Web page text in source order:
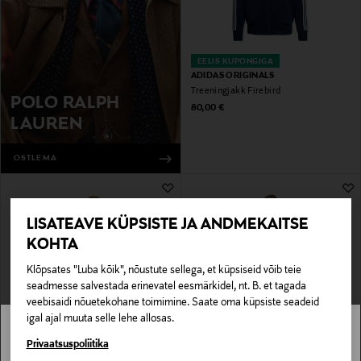
LISATEAVE KÜPSISTE JA ANDMEKAITSE
KOHTA
Klõpsates "Luba kõik", nõustute sellega, et küpsiseid võib teie
seadmesse salvestada erinevatel eesmärkidel, nt. B. et tagada
veebisaidi nõuetekohane toimimine. Saate oma küpsiste seadeid
igal ajal muuta selle lehe allosas.
Privaatsuspoliitika
POLO RALPH
LAUREN
OSTLEMA
EELIS KUPONGIGA
ADIDAS ORIGINALS
Treeningjakk Firebird
Original Price
80,00 €
UNDER ARMOUR
Stockmann pole Sinu riigis saadaval.